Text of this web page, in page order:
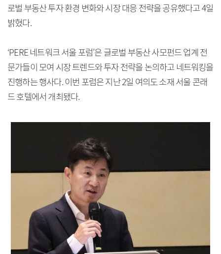
로벌 부동산 투자 환경 변화와 시장 대응 전략을 공유했다고 4일
밝혔다.
‘PERE 네트워크 서울 포럼’은 글로벌 부동산 사모펀드 업계 전
문가들이 모여 시장 트렌드와 투자 전략을 논의하고 네트워킹을
진행하는 행사다. 이번 포럼은 지난 2일 여의도 소재 서울 콘래
드 호텔에서 개최됐다.